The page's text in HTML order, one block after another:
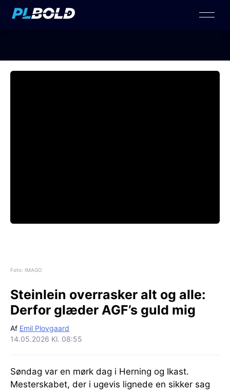
Foto: IMAGO
Steinlein overrasker alt og alle:
Derfor glæder AGF’s guld mig
Af Emil Plovgaard
14.05.2026 Kl. 08:55
Søndag var en mørk dag i Herning og Ikast.
Mesterskabet, der i ugevis lignede en sikker sag